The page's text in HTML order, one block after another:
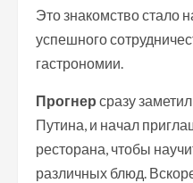
Это знакомство стало
успешного
гастрономии.
Прогнер сразу
Путина, и начал
ресторана, чтобы
различных блюд.